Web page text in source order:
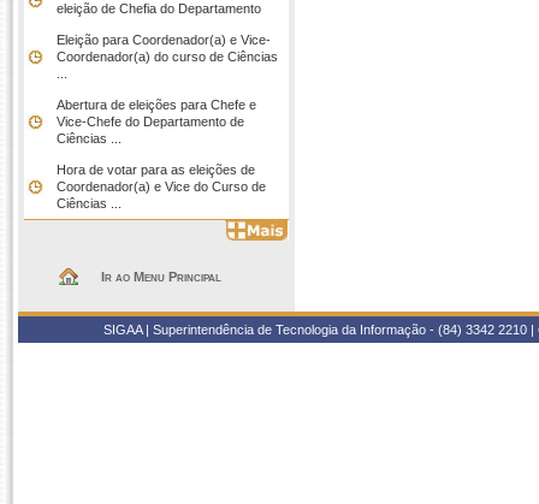
eleição de Chefia do Departamento
Eleição para Coordenador(a) e Vice-
Coordenador(a) do curso de Ciências
Abertura de eleições para Chefe e
Vice-Chefe do Departamento de
Ciências ...
Hora de votar para as eleições de
Coordenador(a) e Vice do Curso de
Ciências ...
Ir ao Menu Principal
SIGAA | Superintendência de Tecnologia da Informação - (84) 3342